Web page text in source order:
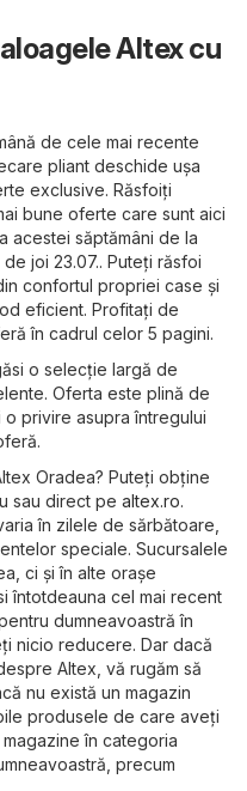
Altex cu
de cele mai recente
pliant deschide ușa
exclusive. Răsfoiți
bune oferte care sunt aici
acestei săptămâni de la
joi 23.07.. Puteți răsfoi
confortul propriei case și
eficient. Profitați de
în cadrul celor 5 pagini.
o selecție largă de
Oferta este plină de
privire asupra întregului
Oradea? Puteți obține
sau direct pe altex.ro.
în zilele de sărbătoare,
speciale. Sucursalele
ci și în alte orașe
întotdeauna cel mai recent
dumneavoastră în
nicio reducere. Dar dacă
Altex, vă rugăm să
nu există un magazin
produsele de care aveți
în categoria
precum